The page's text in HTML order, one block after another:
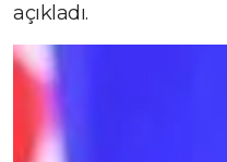
açıkladı.